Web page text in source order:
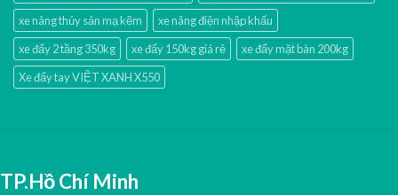
xe nâng thủy sản mạ kẽm
xe nâng điện nhập khấu
xe đẩy 2 tầng 350kg
xe đẩy 150kg giá rẻ
xe đẩy mặt bàn 200kg
Xe đẩy tay VIỆT XANH X550
TP.Hồ Chí Minh